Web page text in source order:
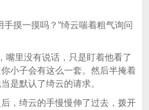
摸一摸吗？”绮云喘着粗气询问
里没有说话，只是盯着他看了
小子会有这么一套。然后半掩着
是默认了绮云的请求。
绮云的手慢慢伸了过去，拨开